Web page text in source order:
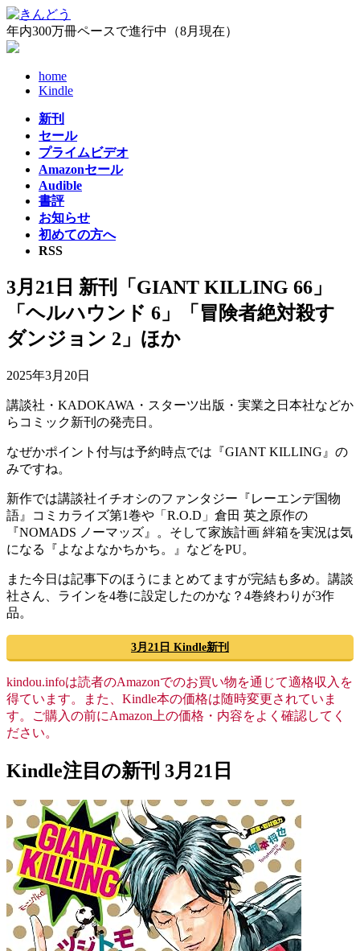
コ
ン
テ
ナ
ビ
ゲ
年内300万冊ペースで進行中（8月現在）
home
Kindle
新刊
セール
プライムビデオ
Amazonセール
Audible
書評
お知らせ
初めての方へ
RSS
3月21日 新刊「GIANT KILLING 66」
「ヘルハウンド 6」「冒険者絶対殺す
ダンジョン 2」ほか
2025年3月20日
講談社・KADOKAWA・スターツ出版・実業之日本社などか
らコミック新刊の発売日。
なぜかポイント付与は予約時点では『GIANT KILLING』の
みですね。
新作では講談社イチオシのファンタジー『レーエンデ国物
語』コミカライズ第1巻や「R.O.D」倉田 英之原作の
『NOMADS ノーマッズ』。そして家族計画 絆箱を実況は気
になる『よなよなかちかち。』などをPU。
また今日は記事下のほうにまとめてますが完結も多め。講談
社さん、ラインを4巻に設定したのかな？4巻終わりが3作
品。
3月21日 Kindle新刊
kindou.infoは読者のAmazonでのお買い物を通じて適格収入を
得ています。また、Kindle本の価格は随時変更されていま
す。ご購入の前にAmazon上の価格・内容をよく確認してく
ださい。
Kindle注目の新刊 3月21日